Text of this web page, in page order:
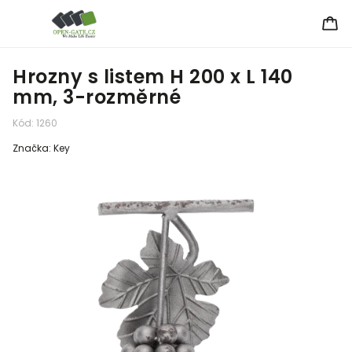
Hrozny s listem H 200 x L 140
mm, 3-rozměrné
Kód: 1260
Značka: Key